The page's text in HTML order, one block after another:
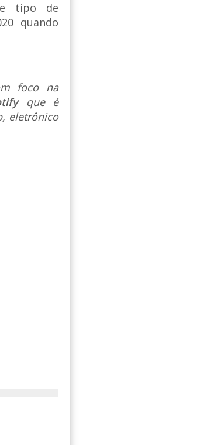
tipo de
quando
foco na
que é
eletrônico